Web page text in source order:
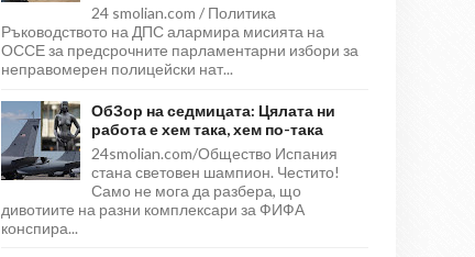
24 smolian.com / Политика
Ръководството на ДПС алармира мисията на
ОССЕ за предсрочните парламентарни избори за
неправомерен полицейски нат...
ОбЗор на седмицата: Цялата ни
работа е хем така, хем по-така
24smolian.com/Общество Испания
стана световен шампион. Честито!
Само не мога да разбера, що
дивотиите на разни комплексари за ФИФА
конспира...